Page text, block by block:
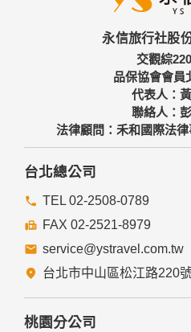
永信旅行社股
交觀綜
品保協會會員
代表人：
聯絡人：
法律顧問：禾和國際法
台北總公司
TEL 02-2508-0789
FAX 02-2521-8979
service@ystravel.com.tw
台北市中山區松江路220
桃園分公司